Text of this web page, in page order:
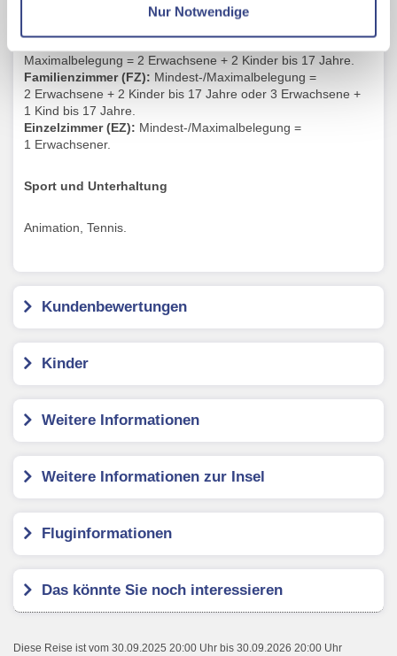
Mit Klick auf "Alles erlauben" stimmen Sie der
Verwendung der Cookies & Plugins auf unseren
Webseiten zu.
Nur Notwendige
Maximalbelegung = 2 Erwachsene + 2 Kinder bis 17 Jahre.
Familienzimmer (FZ): Mindest-/Maximalbelegung =
2 Erwachsene + 2 Kinder bis 17 Jahre oder 3 Erwachsene +
1 Kind bis 17 Jahre.
Einzelzimmer (EZ): Mindest-/Maximalbelegung =
1 Erwachsener.
Sport und Unterhaltung
Animation, Tennis.
Kundenbewertungen
Kinder
Weitere Informationen
Weitere Informationen zur Insel
Fluginformationen
Das könnte Sie noch interessieren
Diese Reise ist vom 30.09.2025 20:00 Uhr bis 30.09.2026 20:00 Uhr